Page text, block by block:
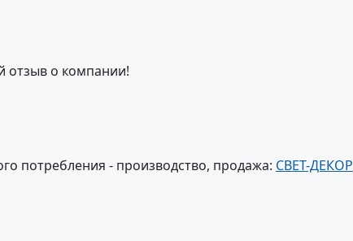
отзыв о компании!
потребления - производство, продажа: СВЕТ-ДЕКОР